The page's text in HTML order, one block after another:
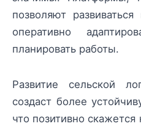
позволяют
оперативно
планировать работы.
Развитие сельской
создаст более
что позитивно